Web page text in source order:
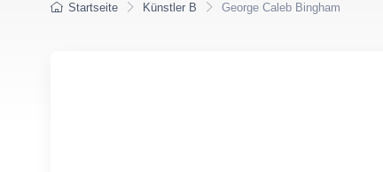
Startseite Künstler B George Caleb Bingham